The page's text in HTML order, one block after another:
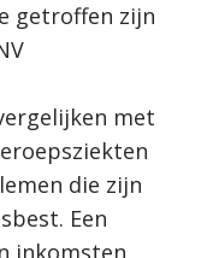
getroffen zijn
met
die zijn
Een